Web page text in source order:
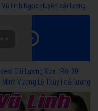
Linh Ngọc Huyền cải lương
Cải Lương Xưa : Rồi 30
Minh Vương Lệ Thủy | cải lương
nhất